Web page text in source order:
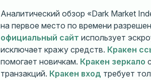
Аналитический обзор «Dark Market
на первое место по времени
официальный сайт использует
исключает кражу средств. Кракен
помогает новичкам. Кракен зеркало
транзакций. Кракен вход требует